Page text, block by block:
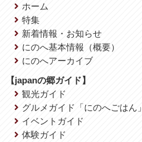
ホーム
特集
新着情報・お知らせ
にのへ基本情報（概要）
にのへアーカイブ
【japanの郷ガイド】
観光ガイド
グルメガイド「にのへごはん」
イベントガイド
体験ガイド